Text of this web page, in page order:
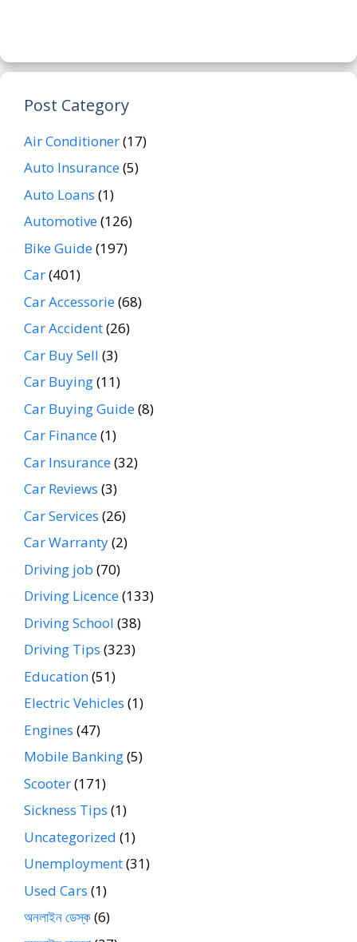
Post Category
Air Conditioner(17)
Auto Insurance(5)
Auto Loans (1)
Automotive(126)
Bike Guide(197)
Car(401)
Car Accessorie(68)
Car Accident(26)
Car Buy Sell (3)
Car Buying(11)
Car Buying Guide(8)
Car Finance(1)
Car Insurance(32)
Car Reviews (3)
Car Services (26)
Car Warranty(2)
Driving job (70)
Driving Licence(133)
Driving School (38)
Driving Tips (323)
Education(51)
Electric Vehicles (1)
Engines (47)
Mobile Banking(5)
Scooter(171)
Sickness Tips (1)
Uncategorized (1)
Unemployment(31)
Used Cars (1)
অনলাইন ডেস্ক(6)